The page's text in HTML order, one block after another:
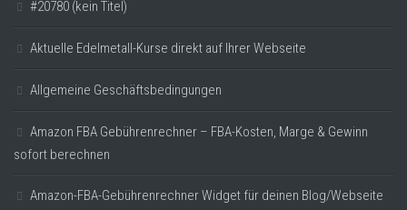
#20780 (kein Titel)
Aktuelle Edelmetall-Kurse direkt auf Ihrer Webseite
Allgemeine Geschäftsbedingungen
Amazon FBA Gebührenrechner – FBA-Kosten, Marge & Gewinn
sofort berechnen
Amazon-FBA-Gebührenrechner Widget für deinen Blog/Webseite